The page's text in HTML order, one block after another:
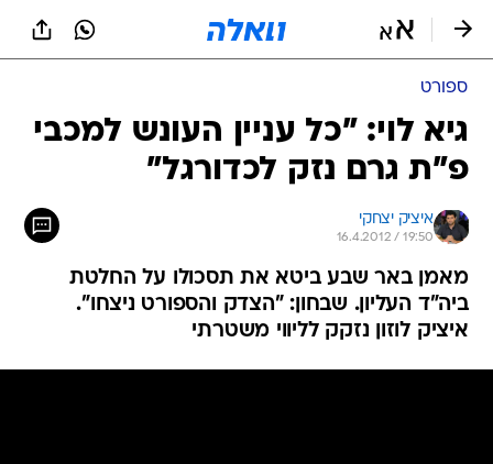
ספורט
גיא לוי: "כל עניין העונש למכבי
פ"ת גרם נזק לכדורגל"
איציק יצחקי
16.4.2012 / 19:50
מאמן באר שבע ביטא את תסכולו על החלטת
ביה"ד העליון. שבחון: "הצדק והספורט ניצחו".
איציק לוזון נזקק לליווי משטרתי